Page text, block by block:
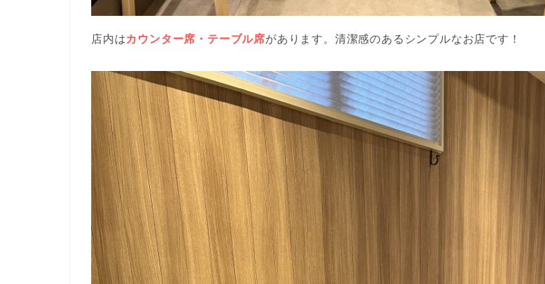
店内はカウンター席・テーブル席があります。清潔感のあるシンプルなお店です！